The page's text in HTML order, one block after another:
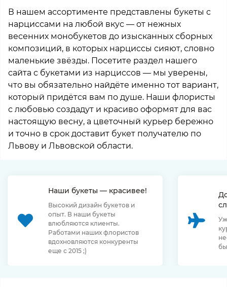
В нашем ассортименте представлены букеты с
нарциссами на любой вкус — от нежных
весенних монобукетов до изысканных сборных
композиций, в которых нарциссы сияют, словно
маленькие звёзды. Посетите раздел нашего
сайта с букетами из нарциссов — мы уверены,
что вы обязательно найдёте именно тот вариант,
который придётся вам по душе. Наши флористы
с любовью создадут и красиво оформят для вас
настоящую весну, а цветочный курьер бережно
и точно в срок доставит букет получателю по
Львову и Львовской области.
Наши букеты — красивее!
Высокий дизайн букетов и
опыт. В наши букеты
влюбляются клиенты.
Работами наших флористов
вдохновляются конкуренты
еще с 2015 ;)